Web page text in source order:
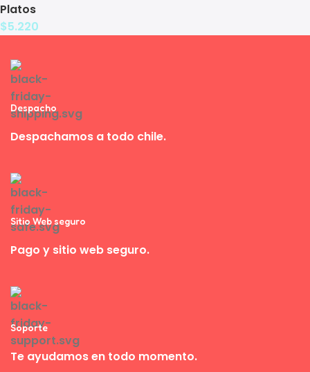
Platos
$5.220
Despacho
Despachamos a todo chile.
Sitio Web seguro
Pago y sitio web seguro.
Soporte
Te ayudamos en todo momento.